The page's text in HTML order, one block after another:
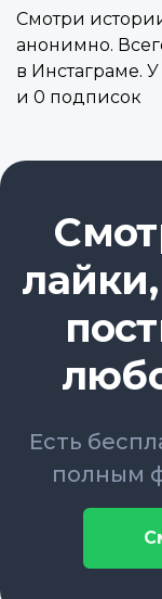
Смотри
анонимно.
в Инстаграме.
и 0 подписок
Есть
полным